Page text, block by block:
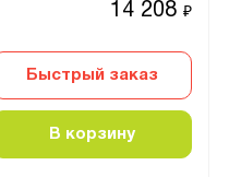
14 208₽
Быстрый заказ
В корзину